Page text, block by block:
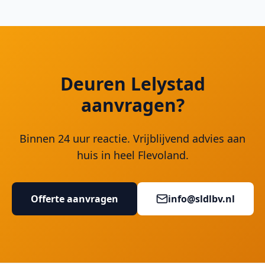
Deuren Lelystad
aanvragen?
Binnen 24 uur reactie. Vrijblijvend advies aan
huis in heel Flevoland.
Offerte aanvragen info@sldlbv.nl